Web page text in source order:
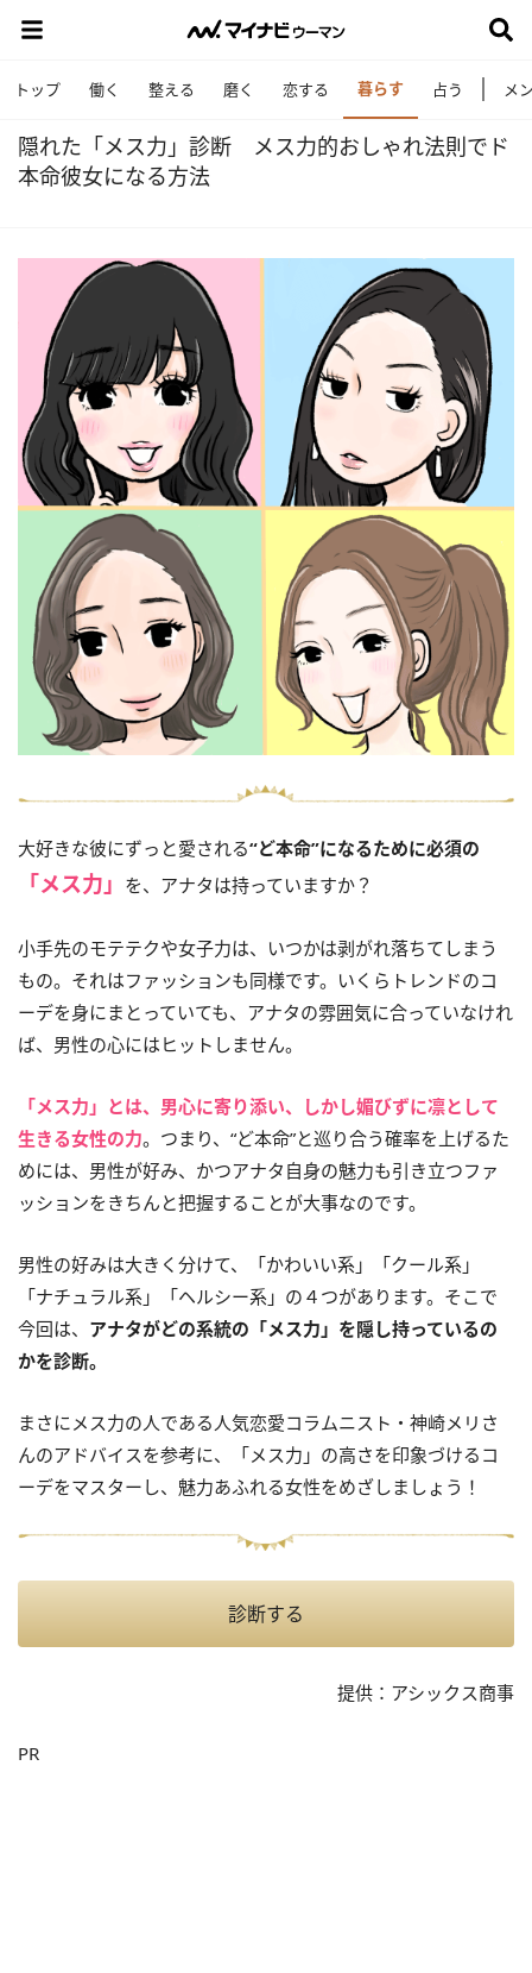
トップ 働く 整える 磨く 恋する 暮らす 占う メ
隠れた「メス力」診断 メス力的おしゃれ法則でド
本命彼女になる方法
大好きな彼にずっと愛される“ど本命”になるために必須の
「メス力」 を、アナタは持っていますか？
小手先のモテテクや女子力は、いつかは剥がれ落ちてしまう
もの。それはファッションも同様です。いくらトレンドのコ
ーデを身にまとっていても、アナタの雰囲気に合っていなけれ
ば、男性の心にはヒットしません。
「メス力」とは、男心に寄り添い、しかし媚びずに凛として
生きる女性の力。つまり、“ど本命”と巡り合う確率を上げるた
めには、男性が好み、かつアナタ自身の魅力も引き立つファ
ッションをきちんと把握することが大事なのです。
男性の好みは大きく分けて、「かわいい系」「クール系」
「ナチュラル系」「ヘルシー系」の４つがあります。そこで
今回は、 アナタがどの系統の「メス力」を隠し持っているの
かを診断。
まさにメス力の人である人気恋愛コラムニスト・神崎メリさ
んのアドバイスを参考に、「メス力」の高さを印象づけるコ
ーデをマスターし、魅力あふれる女性をめざしましょう！
診断する
提供：アシックス商事
PR